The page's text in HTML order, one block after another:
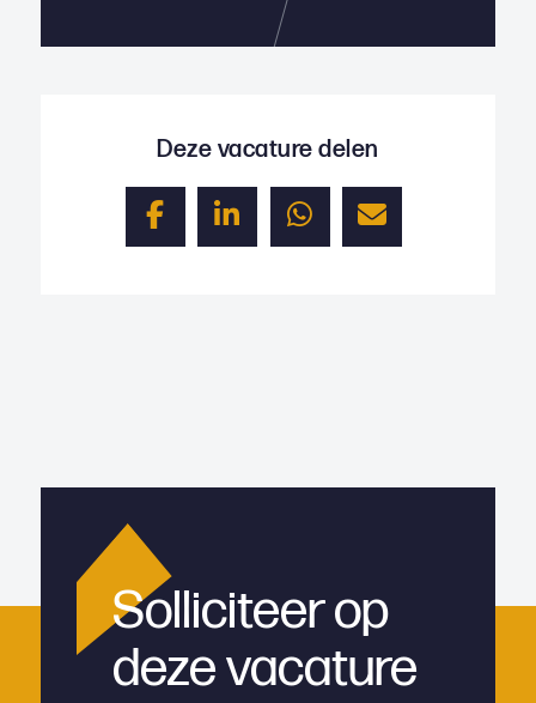
Deze vacature delen
Solliciteer op
deze vacature